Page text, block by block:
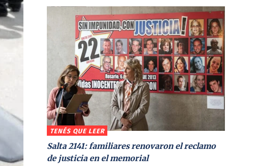
TENÉS QUE LEER
Salta 2141: familiares renovaron el reclamo
de justicia en el memorial